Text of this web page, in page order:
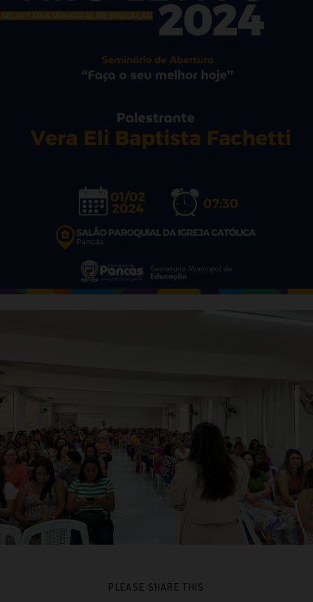
PLEASE SHARE THIS